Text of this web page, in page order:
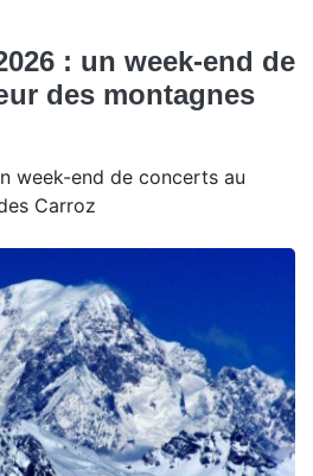
: un week-end de
des montagnes
week-end de concerts au
Carroz